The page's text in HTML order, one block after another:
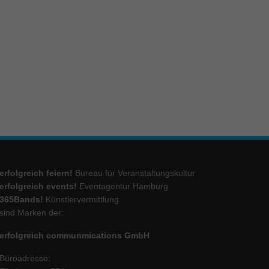
erfolgreich feiern! Bureau für Veranstaltungskultur
erfolgreich events! Eventagentur Hamburg
365Bands! Künstlervermittlung
sind Marken der:
erfolgreich communmications GmbH
Büroadresse: